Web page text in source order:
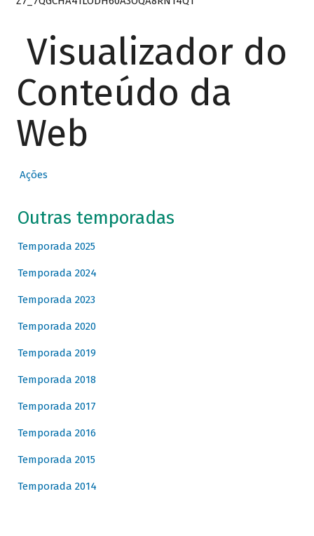
Visualizador do
Conteúdo da
Web
Ações
Outras temporadas
Temporada 2025
Temporada 2024
Temporada 2023
Temporada 2020
Temporada 2019
Temporada 2018
Temporada 2017
Temporada 2016
Temporada 2015
Temporada 2014